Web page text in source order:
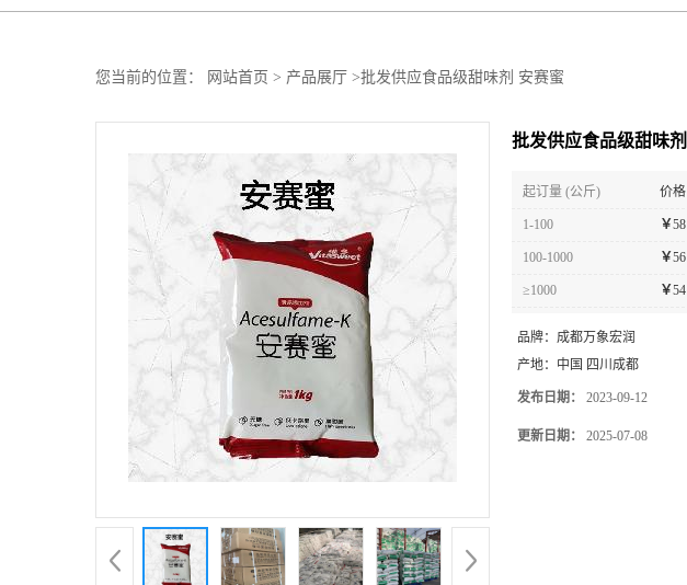
您当前的位置： 网站首页 > 产品展厅 >批发供应食品级甜味剂 安赛蜜
批发供应食品级甜味
起订量 (公斤) 价格
1-100 ￥
100-1000 ￥
≥1000 ￥
品牌： 成都万象宏润
产地： 中国 四川成都
发布日期： 2023-09-12
更新日期： 2025-07-08